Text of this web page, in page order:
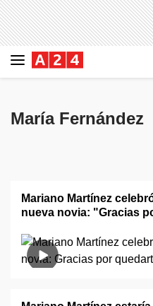
María Fernández
Mariano Martínez
nueva novia: "Gracias